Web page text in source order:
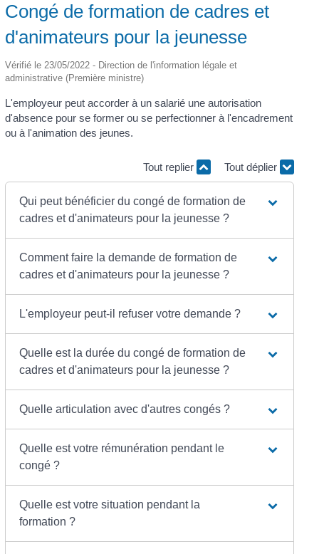
Congé de formation de cadres et
d'animateurs pour la jeunesse
Vérifié le 23/05/2022 - Direction de l'information légale et
administrative (Première ministre)
L'employeur peut accorder à un salarié une autorisation
d'absence pour se former ou se perfectionner à l'encadrement
ou à l'animation des jeunes.
Tout replier Tout déplier
Qui peut bénéficier du congé de formation de
cadres et d'animateurs pour la jeunesse ?
Comment faire la demande de formation de
cadres et d'animateurs pour la jeunesse ?
L'employeur peut-il refuser votre demande ?
Quelle est la durée du congé de formation de
cadres et d'animateurs pour la jeunesse ?
Quelle articulation avec d'autres congés ?
Quelle est votre rémunération pendant le
congé ?
Quelle est votre situation pendant la
formation ?